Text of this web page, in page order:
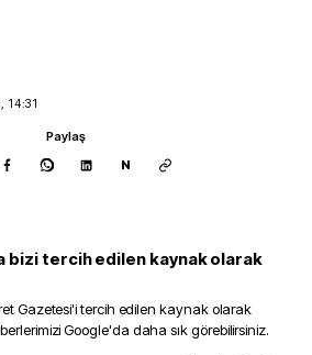
14:31
Paylaş
N
bizi tercih edilen kaynak olarak
Gazetesi'i tercih edilen kaynak olarak
Google'da daha sık görebilirsiniz.